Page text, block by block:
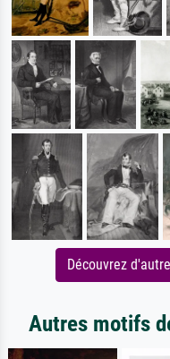
Découvrez
Autres motifs